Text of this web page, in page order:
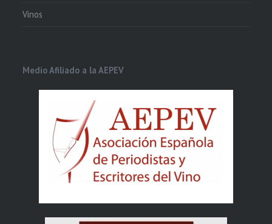
Vinos
Medio Afiliado a la AEPEV